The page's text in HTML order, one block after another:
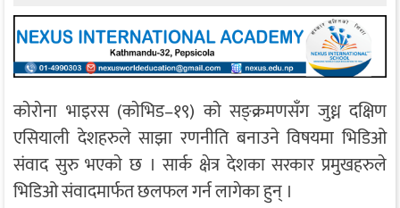
काेराेना भाइरस (काेभिड–१९) काे सङ्क्रमणसँग जुध्न दक्षिण
एसियाली देशहरुले साझा रणनीति बनाउने विषयमा भिडिओ
संवाद सुरु भएकाे छ । सार्क क्षेत्र देशका सरकार प्रमुखहरुले
भिडिओ संवादमार्फत छलफल गर्न लागेका हुन् ।